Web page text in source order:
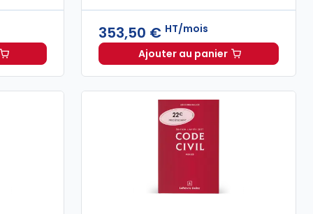
juridique à 115,03 €HT/mois
353,50 € HT/mois
Ajouter au panierINNEO ENTREPRISE -